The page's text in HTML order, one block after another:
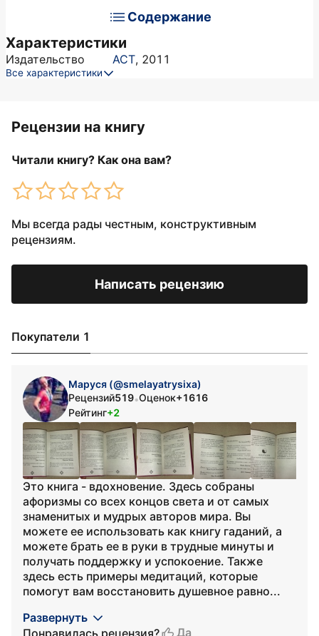
Содержание
Характеристики
Издательство АСТ, 2011
Все характеристики
Рецензии на книгу
Читали книгу? Как она вам?
Мы всегда рады честным, конструктивным
рецензиям.
Написать рецензию
Покупатели 1
Маруся (@smelayatrysixa)
Рецензий519•Оценок+1616
Рейтинг+2
Это книга - вдохновение. Здесь собраны
афоризмы со всех концов света и от самых
знаменитых и мудрых авторов мира. Вы
можете ее использовать как книгу гаданий, а
можете брать ее в руки в трудные минуты и
получать поддержку и успокоение. Также
здесь есть примеры медитаций, которые
помогут вам восстановить душевное равно...
Развернуть
Понравилась рецензия?
Да